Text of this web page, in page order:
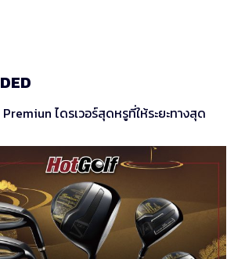
ไดรเวอร์สุดหรูที่ให้ระยะทางสุด